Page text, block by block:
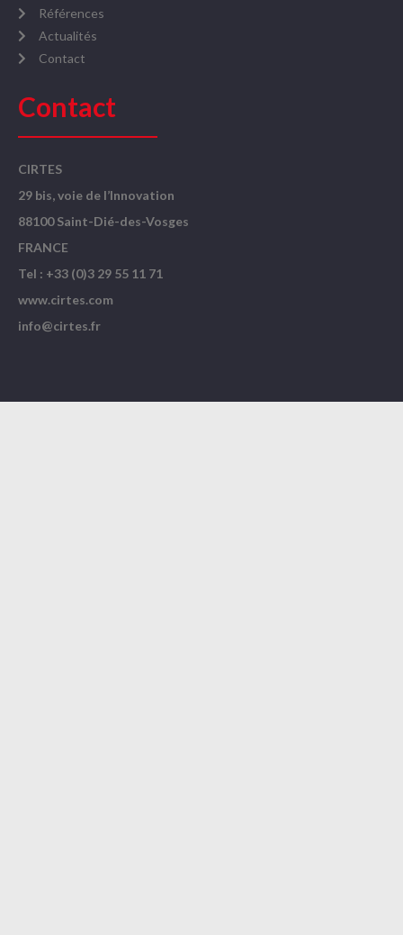
Références
Actualités
Contact
Contact
CIRTES
29 bis, voie de l’Innovation
88100 Saint-Dié-des-Vosges
FRANCE
Tel : +33 (0)3 29 55 11 71
www.cirtes.com
info@cirtes.fr